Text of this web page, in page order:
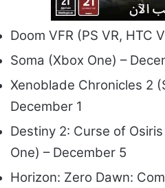
Doom VFR (PS VR, HTC
Soma (Xbox One) –
Xenoblade Chronicles 2
December 1
Destiny 2: Curse of
One) – December 5
Horizon: Zero Dawn: